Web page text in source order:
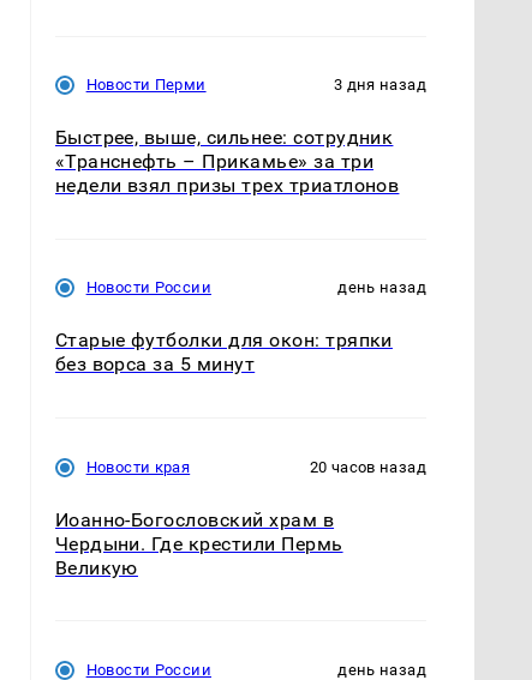
Новости Перми 3 дня назад
Быстрее, выше, сильнее: сотрудник
«Транснефть – Прикамье» за три
недели взял призы трех триатлонов
Новости России день назад
Старые футболки для окон: тряпки
без ворса за 5 минут
Новости края 20 часов назад
Иоанно-Богословский храм в
Чердыни. Где крестили Пермь
Великую
Новости России день назад